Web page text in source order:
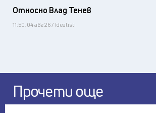
Относно Влад Тенев
11:50, 04 авг 26 / Idealisti
Прочети още